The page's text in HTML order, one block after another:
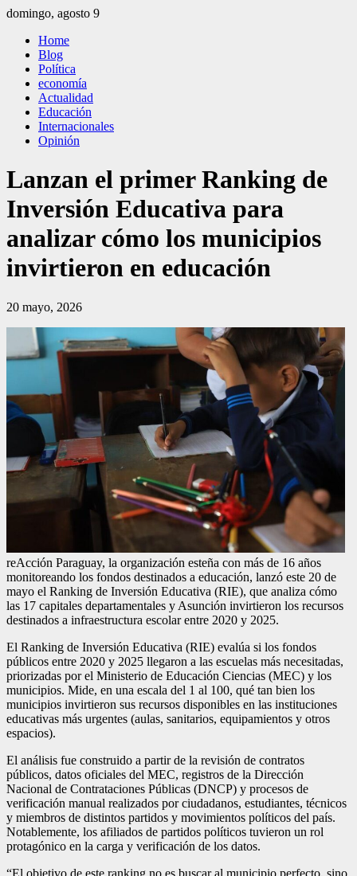
Saltar
contenido
domingo, agosto 9
El Independiente
El independiente Libre y Transparente
Home
Blog
Política
economía
Actualidad
Educación
Internacionales
Opinión
Lanzan el primer Ranking de
Inversión Educativa para
analizar cómo los municipios
invirtieron en educación
20 mayo, 2026
reAcción Paraguay, la organización esteña con más de 16 años
monitoreando los fondos destinados a educación, lanzó este 20 de
mayo el Ranking de Inversión Educativa (RIE), que analiza cómo
las 17 capitales departamentales y Asunción invirtieron los recursos
destinados a infraestructura escolar entre 2020 y 2025.
El Ranking de Inversión Educativa (RIE) evalúa si los fondos
públicos entre 2020 y 2025 llegaron a las escuelas más necesitadas,
priorizadas por el Ministerio de Educación Ciencias (MEC) y los
municipios. Mide, en una escala del 1 al 100, qué tan bien los
municipios invirtieron sus recursos disponibles en las instituciones
educativas más urgentes (aulas, sanitarios, equipamientos y otros
espacios).
El análisis fue construido a partir de la revisión de contratos
públicos, datos oficiales del MEC, registros de la Dirección
Nacional de Contrataciones Públicas (DNCP) y procesos de
verificación manual realizados por ciudadanos, estudiantes, técnicos
y miembros de distintos partidos y movimientos políticos del país.
Notablemente, los afiliados de partidos políticos tuvieron un rol
protagónico en la carga y verificación de los datos.
“El objetivo de este ranking no es buscar al municipio perfecto, sino